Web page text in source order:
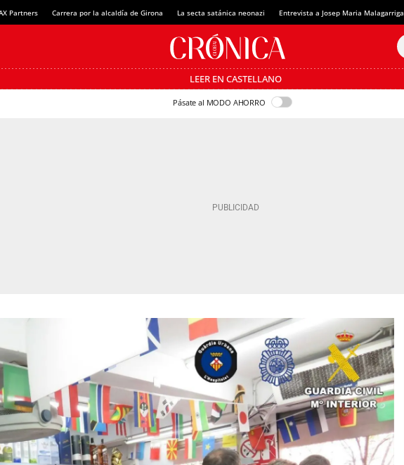
Partners Carrera por la alcaldía de Girona La secta satánica neonazi Entrevista a Josep Maria Malagarriga
LEER EN CASTELLANO
Pásate al MODO AHORRO